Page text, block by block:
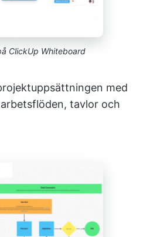
ClickUp Whiteboard
med
tavlor och